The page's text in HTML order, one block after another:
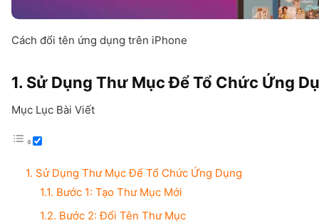
Cách đổi tên ứng dụng trên iPhone
1. Sử Dụng Thư Mục Để Tổ Chức Ứng
Mục Lục Bài Viết
1. Sử Dụng Thư Mục Để Tổ Chức Ứng Dụng
1.1. Bước 1: Tạo Thư Mục Mới
1.2. Bước 2: Đổi Tên Thư Mục